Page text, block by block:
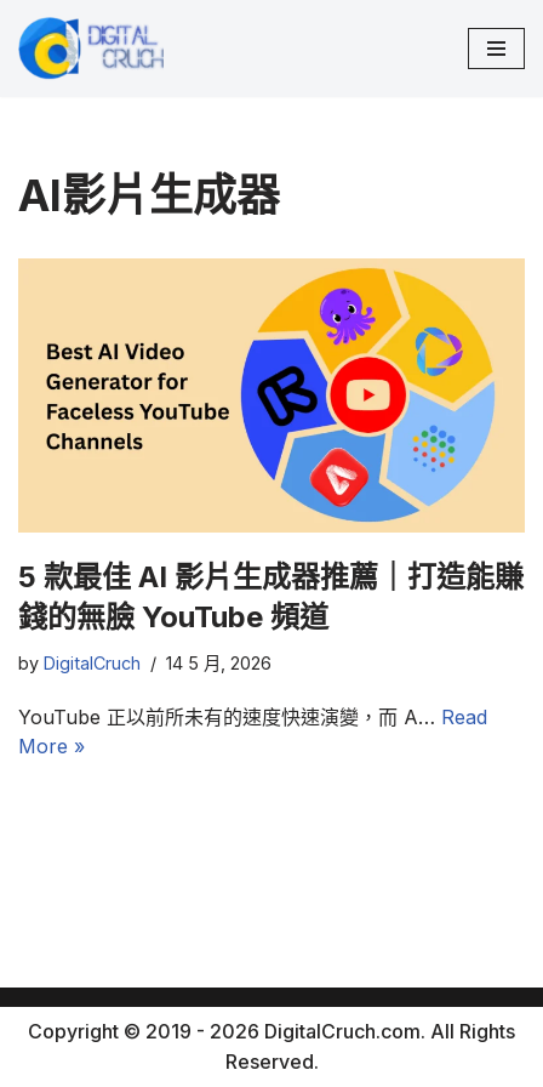
Skip
AI影片生成器
5 款最佳 AI 影片生成器推薦｜打造能賺
錢的無臉 YouTube 頻道
by DigitalCruch 14 5 月, 2026
YouTube 正以前所未有的速度快速演變，而 A… Read
More »
Copyright © 2019 - 2026 DigitalCruch.com. All Rights
Reserved.